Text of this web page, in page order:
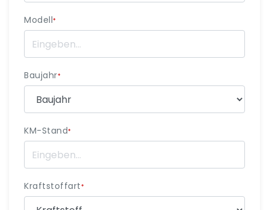
Modell*
Baujahr*
KM-Stand*
Kraftstoffart*